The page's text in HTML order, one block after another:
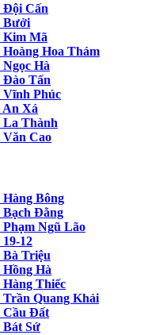
Đội Cấn
Bưởi
Kim Mã
Hoa Thám
Hà
Đào Tấn
Vĩnh Phúc
An Xá
La Thành
Văn Cao
Bông
Bạch Đằng
Ngũ Lão
12
Bà Triệu
Hà
Thiếc
Trần Quang Khải
Cầu Đất
Bát Sứ